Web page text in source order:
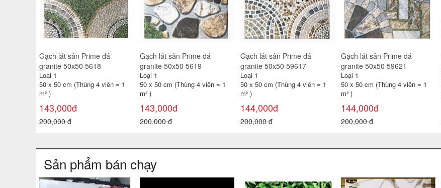
Gạch lát sân Prime đá
granite 50x50 5618
Loại 1
50 x 50 cm (Thùng 4 viên = 1
m² )
143,000đ
200,000 đ
Gạch lát sân Prime đá
granite 50x50 5619
Loại 1
50 x 50 cm (Thùng 4 viên = 1
m² )
143,000đ
200,000 đ
Gạch lát sân Prime đá
granite 50x50 59617
Loại 1
50 x 50 cm (Thùng 4 viên = 1
m² )
144,000đ
200,000 đ
Gạch lát sân Prime đá
granite 50x50 59621
Loại 1
50 x 50 cm (Thùng 4 viên = 1
m² )
144,000đ
200,000 đ
Sản phẩm bán chạy